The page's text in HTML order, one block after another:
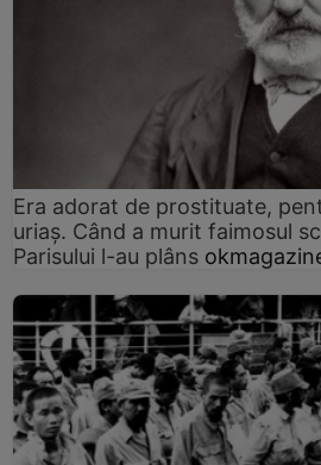
Era adorat de prostituate,
uriaș. Când a murit faimosul
Parisului l-au plâns